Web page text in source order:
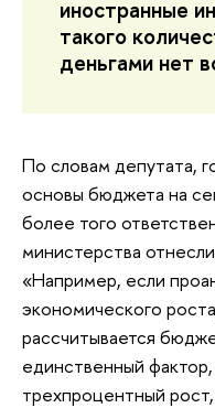
иностранные
такого
деньгами нет
По словам депутата,
основы бюджета на
более того
министерства
«Например, если
экономического
рассчитывается
единственный
трехпроцентный